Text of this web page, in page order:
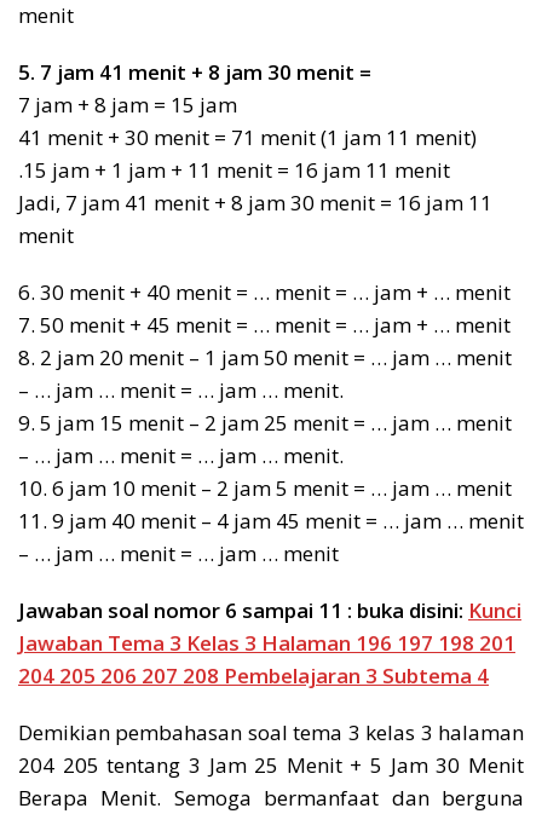
menit
5. 7 jam 41 menit + 8 jam 30 menit =
7 jam + 8 jam = 15 jam
41 menit + 30 menit = 71 menit (1 jam 11 menit)
.15 jam + 1 jam + 11 menit = 16 jam 11 menit
Jadi, 7 jam 41 menit + 8 jam 30 menit = 16 jam 11
menit
6. 30 menit + 40 menit = … menit = … jam + … menit
7. 50 menit + 45 menit = … menit = … jam + … menit
8. 2 jam 20 menit – 1 jam 50 menit = … jam … menit
– … jam … menit = … jam … menit.
9. 5 jam 15 menit – 2 jam 25 menit = … jam … menit
– … jam … menit = … jam … menit.
10. 6 jam 10 menit – 2 jam 5 menit = … jam … menit
11. 9 jam 40 menit – 4 jam 45 menit = … jam … menit
– … jam … menit = … jam … menit
Jawaban soal nomor 6 sampai 11 : buka disini: Kunci
Jawaban Tema 3 Kelas 3 Halaman 196 197 198 201
204 205 206 207 208 Pembelajaran 3 Subtema 4
Demikian pembahasan soal tema 3 kelas 3 halaman
204 205 tentang 3 Jam 25 Menit + 5 Jam 30 Menit
Berapa Menit. Semoga bermanfaat dan berguna